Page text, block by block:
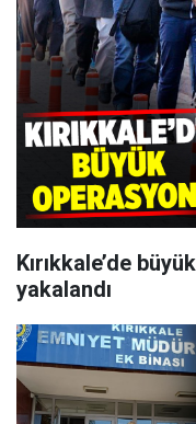
Kırıkkale’de
yakalandı